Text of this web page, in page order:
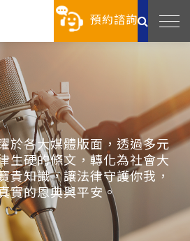
預約諮詢
於各大媒體版面，透過多元
生硬的條文，轉化為社會大
貴知識，讓法律守護你我，
實的恩典與平安。